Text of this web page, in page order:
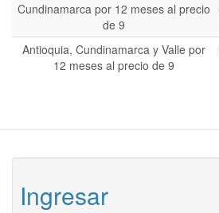
Cundinamarca por 12 meses al precio
de 9
Antioquia, Cundinamarca y Valle por
12 meses al precio de 9
Ingresar